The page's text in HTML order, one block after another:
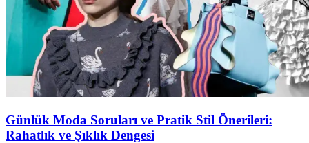
Günlük Moda Soruları ve Pratik Stil Önerileri:
Rahatlık ve Şıklık Dengesi